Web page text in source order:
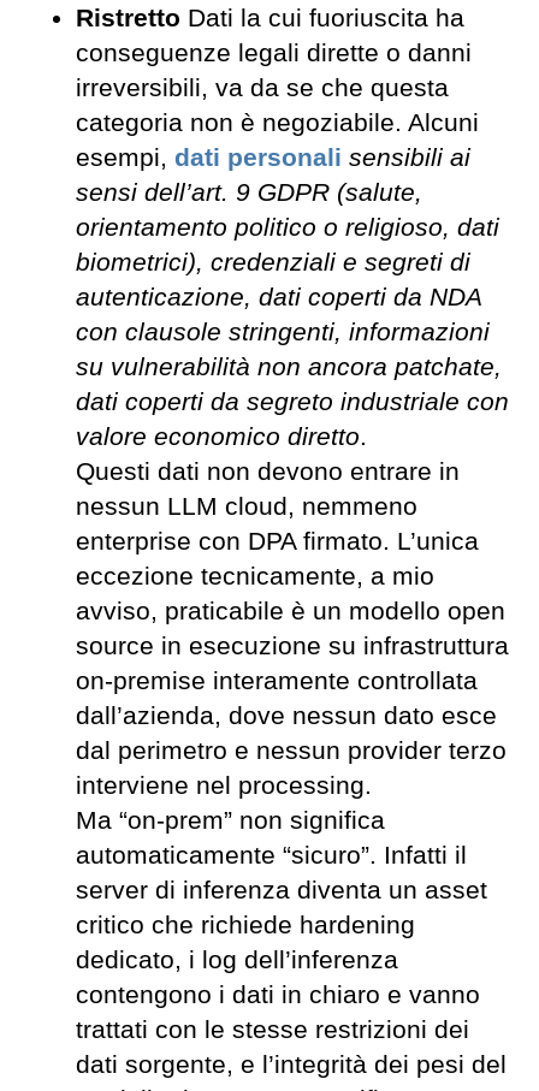
Ristretto Dati la cui fuoriuscita ha
conseguenze legali dirette o danni
irreversibili, va da se che questa
categoria non è negoziabile. Alcuni
esempi, dati personali sensibili ai
sensi dell’art. 9 GDPR (salute,
orientamento politico o religioso, dati
biometrici), credenziali e segreti di
autenticazione, dati coperti da NDA
con clausole stringenti, informazioni
su vulnerabilità non ancora patchate,
dati coperti da segreto industriale con
valore economico diretto.
Questi dati non devono entrare in
nessun LLM cloud, nemmeno
enterprise con DPA firmato. L’unica
eccezione tecnicamente, a mio
avviso, praticabile è un modello open
source in esecuzione su infrastruttura
on-premise interamente controllata
dall’azienda, dove nessun dato esce
dal perimetro e nessun provider terzo
interviene nel processing.
Ma “on-prem” non significa
automaticamente “sicuro”. Infatti il
server di inferenza diventa un asset
critico che richiede hardening
dedicato, i log dell’inferenza
contengono i dati in chiaro e vanno
trattati con le stesse restrizioni dei
dati sorgente, e l’integrità dei pesi del